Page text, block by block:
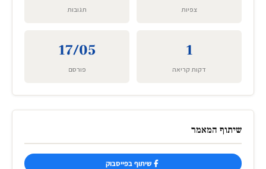
צפיות תגובות
1
דקות קריאה
17/05
פורסם
שיתוף המאמר
שיתוף בפייסבוק